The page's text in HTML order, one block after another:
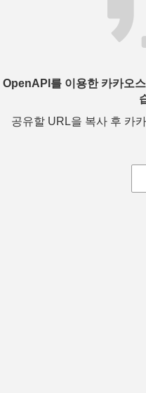
OpenAPI를 이용한 카카오
공유할 URL을 복사 후 카